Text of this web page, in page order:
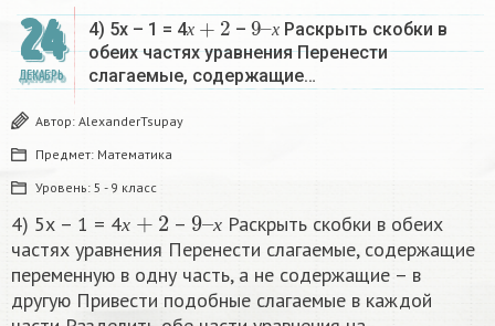
24
ДЕКАБРЬ
4) 5х – 1 = 4х
х+2
– х
9–
х
Раскрыть скобки в
обеих частях уравнения Перенести
слагаемые, содержащие…
Автор: AlexanderTsupay
Предмет: Математика
Уровень: 5 - 9 класс
4) 5х – 1 = 4х – х
9х
Раскрыть скобки в обеих
частях уравнения Перенести слагаемые, содержащие
переменную в одну часть, а не содержащие – в
другую Привести подобные слагаемые в каждой